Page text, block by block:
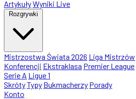
ArtykułyWyniki Live
Rozgrywki
Mistrzostwa Świata 2026 Liga Mistrzów
Konferencji Ekstraklasa Premier League
Serie A Ligue 1
SkrótyTypy Bukmacherzy Porady
Konto